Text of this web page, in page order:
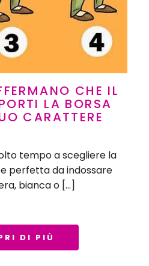
CHE IL
LA BORSA
CARATTERE
tempo a scegliere la
perfetta da indossare
bianca o […]
DI PIÙ